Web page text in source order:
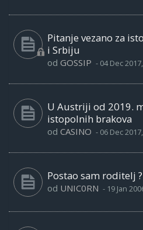
Pitanje vezano za
i Srbiju
od GOSSIP - 04 Dec
U Austriji od 2019.
istopolnih brakova
od CASINO - 06 Dec
Postao sam roditelj
od UNIC0RN - 19 Jan